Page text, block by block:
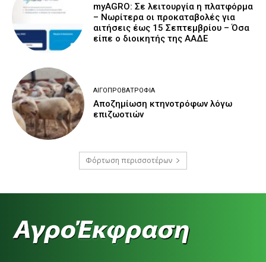
myAGRO: Σε λειτουργία η πλατφόρμα
– Νωρίτερα οι προκαταβολές για
αιτήσεις έως 15 Σεπτεμβρίου – Όσα
είπε ο διοικητής της ΑΑΔΕ
ΑΙΓΟΠΡΟΒΑΤΡΟΦΊΑ
Αποζημίωση κτηνοτρόφων λόγω
επιζωοτιών
Φόρτωση περισσοτέρων